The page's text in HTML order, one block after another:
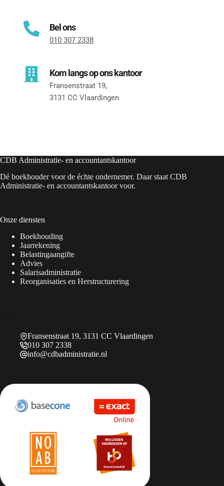
Bel ons
010 307 2338
Kom langs op ons kantoor
Fransenstraat 19,
3131 CC Vlaardingen
CDB Administratie- en accountantskantoor
Dé boekhouder voor de échte ondernemer. Daar staat CDB
Administratie- en accountantskantoor voor.
Onze diensten
Boekhouding
Jaarrekening
Belastingaangifte
Advies
Salarisadministratie
Reorganisaties en Herstructurering
Fransenstraat 19, 3131 CC Vlaardingen
010 307 2338
info@cdbadministratie.nl